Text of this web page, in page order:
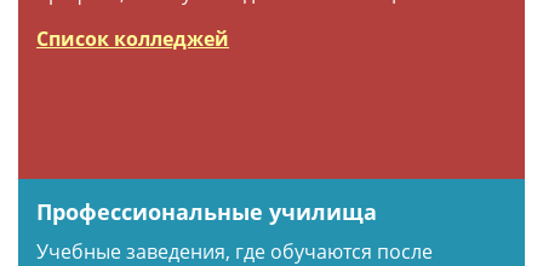
Список колледжей
Профессиональные училища
Учебные заведения, где обучаются после